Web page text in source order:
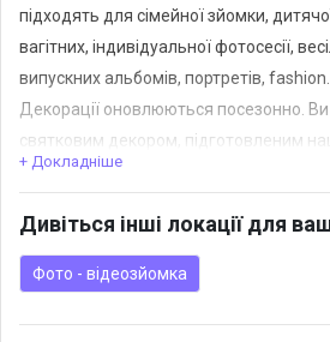
підходять для сімейної зйомки,
вагітних, індивідуальної фотосесії,
випускних альбомів, портретів, fashion.
Декорації оновлюються посезонно.
святковим декором, підготовленим
основних свят. Слідкуйте за нашими
AMORE STUDIO пропонує Вам:
75 метрів знімальної площі;
3 великих вікна;
+ Докладніше
Дивіться інші локації для
Фото - відеозйомка